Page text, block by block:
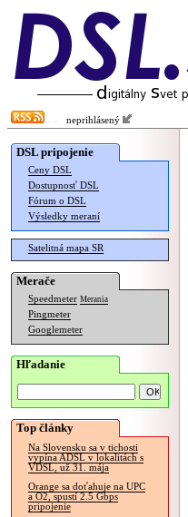
neprihlásený
DSL pripojenie
Ceny DSL
Dostupnosť DSL
Fórum o DSL
Výsledky meraní
Satelitná mapa SR
Merače
Speedmeter Merania
Pingmeter
Googlemeter
Hľadanie
Top články
Na Slovensku sa v tichosti
vypína ADSL v lokalitách s
VDSL, už 31. mája
Orange sa doťahuje na UPC
a O2, spustí 2.5 Gbps
pripojenie